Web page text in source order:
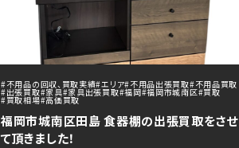
#不用品の回収、買取実績#エリア#不用品出張買取#不用品買取
#出張買取#家具#家具出張買取#福岡#福岡市城南区#買取
#買取相場#高価買取
福岡市城南区田島 食器棚の出張買取をさせ
て頂きました！